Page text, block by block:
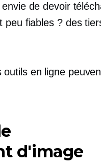
de devoir
peu fiables ? des
en ligne
d'image